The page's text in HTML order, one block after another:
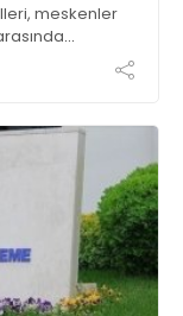
meskenler